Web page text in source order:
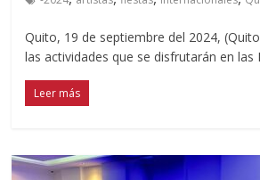
Quito, 19 de septiembre del 2024,
las actividades que se disfrutarán en las
Leer más